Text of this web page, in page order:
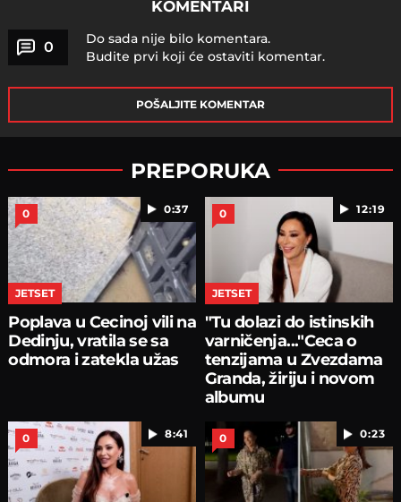
KOMENTARI
0
Do sada nije bilo komentara.
Budite prvi koji će ostaviti komentar.
POŠALJITE KOMENTAR
PREPORUKA
0:37
0
JETSET
Poplava u Cecinoj vili na
Dedinju, vratila se sa
odmora i zatekla užas
12:19
0
JETSET
"Tu dolazi do istinskih
varničenja..."Ceca o
tenzijama u Zvezdama
Granda, žiriju i novom
albumu
8:41
0 0:23
0